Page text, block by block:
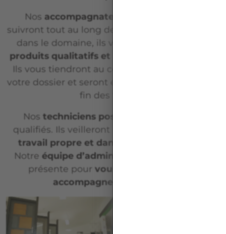
Nos accompagnateurs de projets
suivront tout au long de vos ambitions. Experts
dans le domaine, ils vous conseilleront des
produits qualitatifs et adaptés à vos besoins
Ils vous tiendront au courant de l’avancée de
votre dossier et seront également présents à la
fin des travaux.
Nos techniciens poseurs
qualifiés. Ils veilleront à garder un espace de
travail propre et dans le respect d’autrui
Notre équipe d’administrative
présente pour vous accueillir et vous
accompagner